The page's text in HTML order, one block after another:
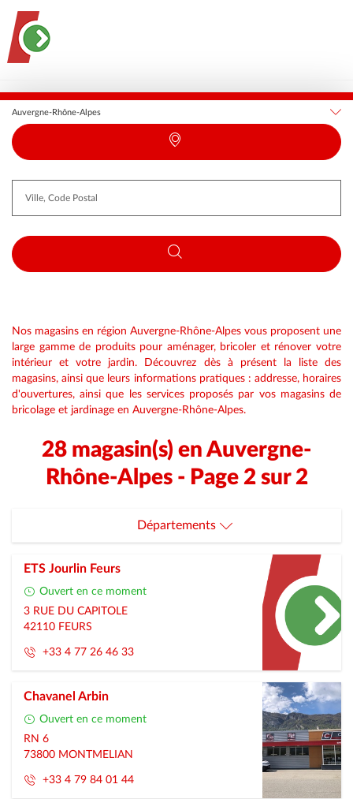
Auvergne-Rhône-Alpes
Nos magasins en région Auvergne-Rhône-Alpes vous proposent une
large gamme de produits pour aménager, bricoler et rénover votre
intérieur et votre jardin. Découvrez dès à présent la liste des
magasins, ainsi que leurs informations pratiques : addresse, horaires
d'ouvertures, ainsi que les services proposés par vos magasins de
bricolage et jardinage en Auvergne-Rhône-Alpes.
28 magasin(s) en Auvergne-
Rhône-Alpes - Page 2 sur 2
Départements
Ardeche
Cantal
Drome
Haute-Savoie
Isere
Loire
ETS Jourlin Feurs
Ouvert en ce moment
3 RUE DU CAPITOLE
42110 FEURS
+33 4 77 26 46 33
Chavanel Arbin
Ouvert en ce moment
RN 6
73800 MONTMELIAN
+33 4 79 84 01 44